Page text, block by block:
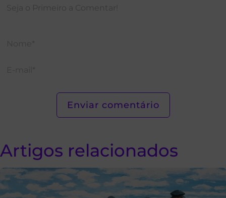
Artigos relacionados